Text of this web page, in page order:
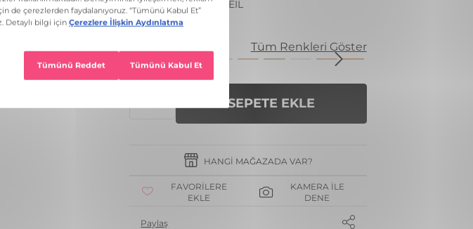
Renk: 011 MATCHA VEIL
Tüm Renkleri Göster
SEPETE EKLE
HANGI MAĞAZADA VAR?
FAVORILERE
EKLE
KAMERA İLE
DENE
Paylaş